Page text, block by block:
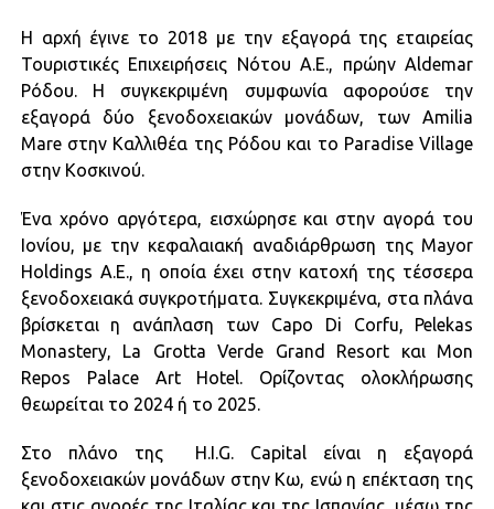
Η αρχή έγινε το 2018 με την εξαγορά της εταιρείας
Τουριστικές Επιχειρήσεις Νότου Α.Ε., πρώην Aldemar
Ρόδου. Η συγκεκριμένη συμφωνία αφορούσε την
εξαγορά δύο ξενοδοχειακών μονάδων, των Amilia
Mare στην Καλλιθέα της Ρόδου και το Paradise Village
στην Κοσκινού.
Ένα χρόνο αργότερα, εισχώρησε και στην αγορά του
Ιονίου, με την κεφαλαιακή αναδιάρθρωση της Mayor
Holdings Α.Ε., η οποία έχει στην κατοχή της τέσσερα
ξενοδοχειακά συγκροτήματα. Συγκεκριμένα, στα πλάνα
βρίσκεται η ανάπλαση των Capo Di Corfu, Pelekas
Monastery, La Grotta Verde Grand Resort και Mon
Repos Palace Art Hotel. Ορίζοντας ολοκλήρωσης
θεωρείται το 2024 ή το 2025.
Στο πλάνο της H.I.G. Capital είναι η εξαγορά
ξενοδοχειακών μονάδων στην Κω, ενώ η επέκταση της